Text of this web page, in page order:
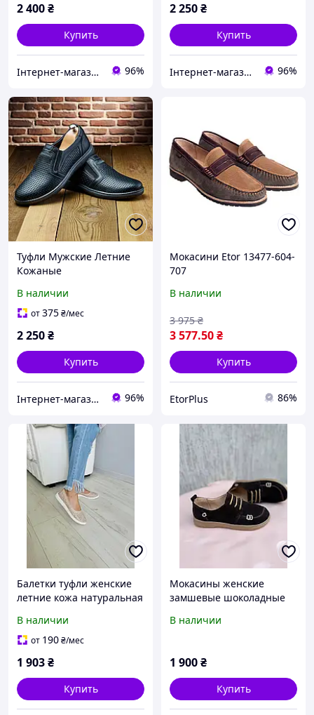
2 400₴
Купить
Інтернет-магазин Kotomka 96%
2 250₴
Купить
Інтернет-магазин Kotomka 96%
Туфли Мужские Летние
Кожаные
В наличии
от375₴/мес
2 250₴
Купить
Інтернет-магазин Kotomka 96%
Мокасини Etor 13477-604-
707
невий
В наличии
3 577.50₴
3 975 ₴
Купить
EtorPlus 86%
Балетки туфли женские
летние кожа натуральная
удобная женская обувь на
лето мокасины
В наличии
от 190₴/мес
1 903₴
Купить
Мокасины женские
замшевые шоколадные
удобные весна лето осень
В наличии
1 900₴
Купить